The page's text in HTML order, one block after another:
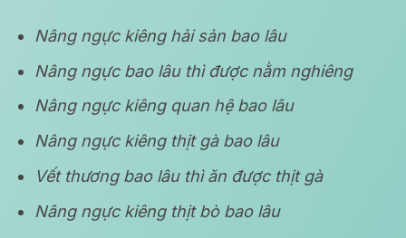
Nâng ngực kiêng hải sản bao lâu
Nâng ngực bao lâu thì được nằm nghiêng
Nâng ngực kiêng quan hệ bao lâu
Nâng ngực kiêng thịt gà bao lâu
Vết thương bao lâu thì ăn được thịt gà
Nâng ngực kiêng thịt bò bao lâu